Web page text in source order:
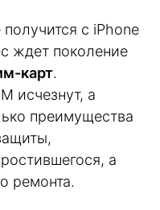
с iPhone
ждет поколение
карт.
исчезнут, а
преимущества
а
ремонта.